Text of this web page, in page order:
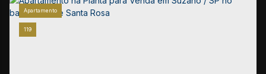
119
Apartamento